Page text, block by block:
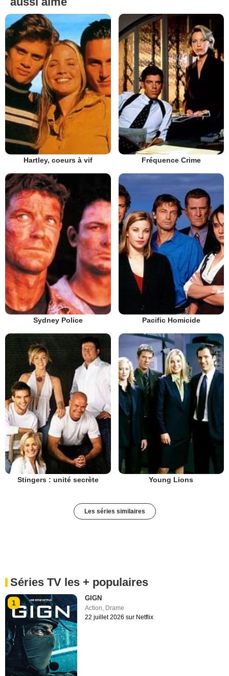
Hartley, coeurs à vif Fréquence Crime
Sydney Police Pacific Homicide
Stingers : unité secrète Young Lions
Les séries similaires
Séries TV les + populaires
1
GIGN
Action, Drame
22 juillet 2026 sur Netflix